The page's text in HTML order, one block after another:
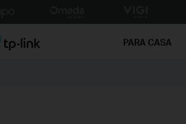
Reliably Smart PARA CASA